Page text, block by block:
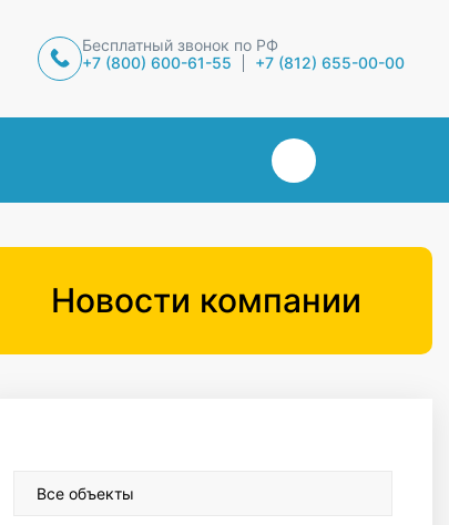
Бесплатный звонок по РФ
+7 (800) 600-61-55
+7 (812) 655-00-00
Новости компании
Все объекты